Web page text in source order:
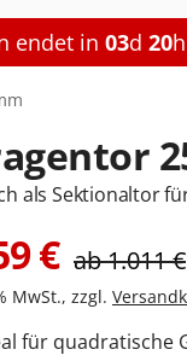
Zubehör
Optionen
Terrassen-
Holz
Konfigurieren
elektrisch
Lamellen
mit
endet in 03d 20h
als Sektionaltor
€ ab1.011€
MwSt., zzgl.
für quadratische